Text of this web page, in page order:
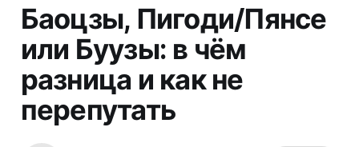
Баоцзы, Пигоди/Пянсе
или Буузы: в чём
разница и как не
перепутать